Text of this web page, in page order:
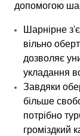
допомогою
Шарнірне
вільно
дозволяє
укладання
Завдяки
більше
потрібно
громіздкий